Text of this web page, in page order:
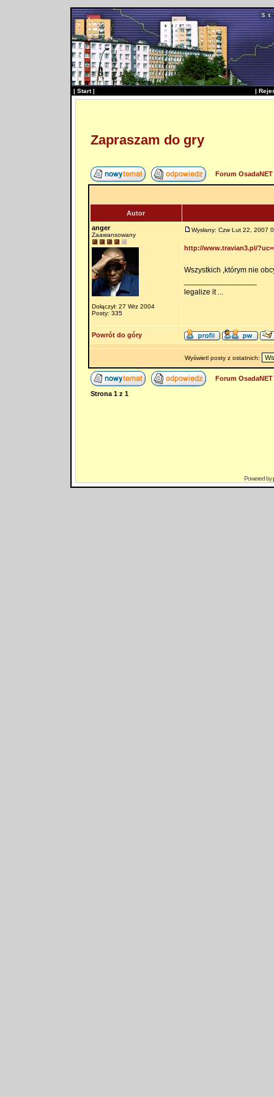
| Start| |
Zapraszam do gry
Forum
Autor
anger
Zaawansowany
Dołączył: 27 Wrz 2004
Posty: 335
Wysłany: Czw Lut 22, 2007
http://www.travian3.pl/
Wszystkich ,którym nie
legalize it ...
Powrót do góry
Wyświetl posty z ostatnich:
Forum
Strona 1z 1
Powered by